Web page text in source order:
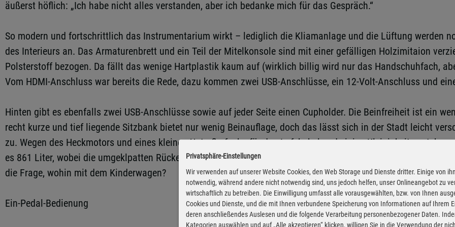
äußerst höflich: „Ich habe nicht alles verstanden, aber ich bedanke mich für das Gespräch.“
So modern und fortschrittlich das Instrumentarium wirkt – lediglich die Kliamanlage und die Lüftung werden
des Interieurs an. Das Armaturenbrett und ein Teil der Mitelkonsole sind mit einer gefälligen Holzimitaion
Polsterstoff bezogen. Da fällt das wenige Hartplastik kaum auf (wirklich billig wird nur das Handschuhfach,
Vom HDMI-Anschluss war bereits die Rede, dazu kommen zwei USB-Anschlüsse, ein 12-Volt-Anschluss und
Hinten gibt es ebenfalls zwei USB-Anschlüsse sowie auf jeder Seite einen Cupholder. Die Beinfreiheit ist ein
recht kurze und tief liegende Sitzbank bietet nur wenig Beinauflage, doch das lässt sich in der Stadt leicht
zu. Wegen des Heckmotors und eines kleinen Unterflurfachs für das Lafekabel und einige Kleinigkeiten
es 861 Liter, wobei die umgeklpatten Rückenlehne zwar einen ebenen Boden schafft, aber leider einteilg ist.
die Frage, wohin mit dem Kinderwagen?
Ein-Pedal-Bedienung
Privatsphäre-Einstellungen
Wir verwenden auf unserer Website Cookies, den Web Storage und Dienste dritter. Einige von
notwendig, während andere nicht notwendig sind, uns jedoch helfen, unser Onlineangebot zu
wirtschaftlich zu betreiben. Die Einwilligung umfasst alle vorausgewählten, bzw. von Ihnen
Cookies und Dienste, und die mit Ihnen verbundene Speicherung von Informationen auf Ihrem
deren anschließendes Auslesen und die folgende Verarbeitung personenbezogener Daten.
Kategorien auswählen und auf „Alle akzeptieren“ klicken, willigen Sie in die Verwendung der